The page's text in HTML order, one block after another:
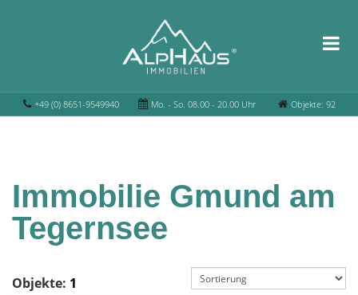
+49 (0) 8651-9549940 Mo. - So. 08.00 - 20.00 Uhr Objekte: 92
Immobilie Gmund am
Tegernsee
Objekte: 1